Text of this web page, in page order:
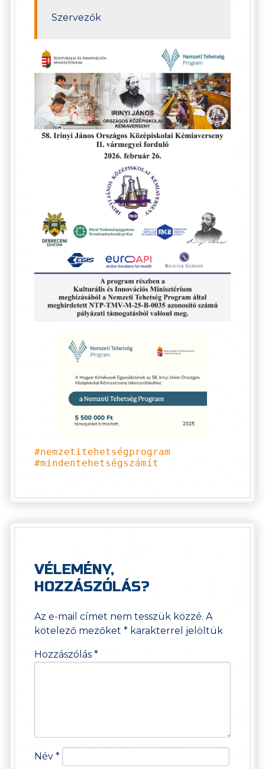
Szervezők
#nemzetitehetségprogram
#mindentehetségszámít
VÉLEMÉNY,
HOZZÁSZÓLÁS?
Az e-mail címet nem tesszük közzé. A
kötelező mezőket * karakterrel jelöltük
Hozzászólás *
Név *